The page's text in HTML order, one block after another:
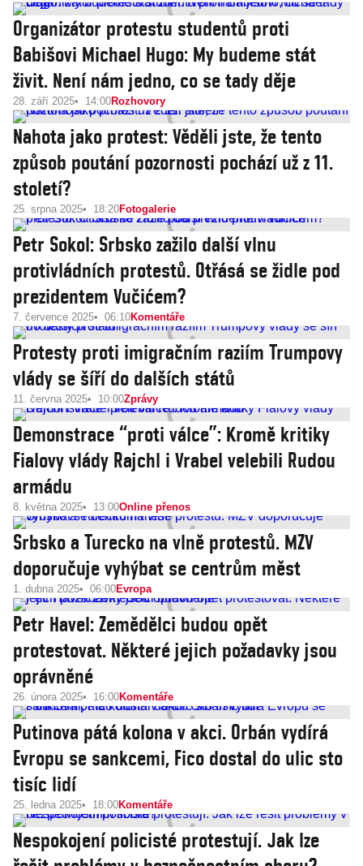
Organizátor protestu studentů proti
Babišovi Michael Hugo: My budeme stát
živit. Není nám jedno, co se tady děje
28. září 2025 14:00Rozhovory
Nahota jako protest: Věděli jste, že tento
způsob poutání pozornosti pochází už z 11.
století?
25. srpna 2025 18:20Fotogalerie
Petr Sokol: Srbsko zažilo další vlnu
protivládních protestů. Otřásá se židle pod
prezidentem Vučićem?
7. července 2025 06:10Komentáře
Protesty proti imigračním raziím Trumpovy
vlády se šíří do dalších států
11. června 2025 10:00Zprávy
Demonstrace “proti válce”: Kromě kritiky
Fialovy vlády Rajchl i Vrabel velebili Rudou
armádu
8. května 2025 13:00Online přenos
Srbsko a Turecko na vlně protestů. MZV
doporučuje vyhýbat se centrům měst
1. dubna 2025 06:00Evropa
Petr Havel: Zemědělci budou opět
protestovat. Některé jejich požadavky jsou
oprávněné
26. února 2025 16:00Komentáře
Putinova pátá kolona v akci. Orbán vydírá
Evropu se sankcemi, Fico dostal do ulic sto
tisíc lidí
25. ledna 2025 18:00Komentáře
Nespokojení policisté protestují. Jak lze